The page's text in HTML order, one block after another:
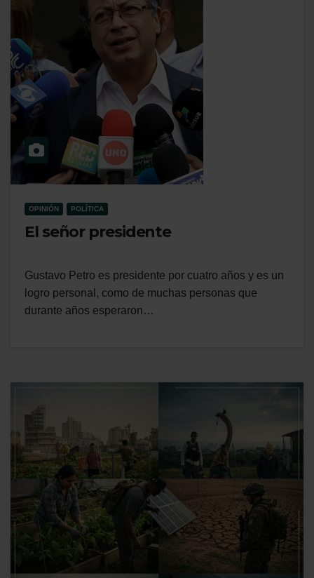
OPINIÓN POLÍTICA
El señor presidente
Gustavo Petro es presidente por cuatro años y es un
logro personal, como de muchas personas que
durante años esperaron…